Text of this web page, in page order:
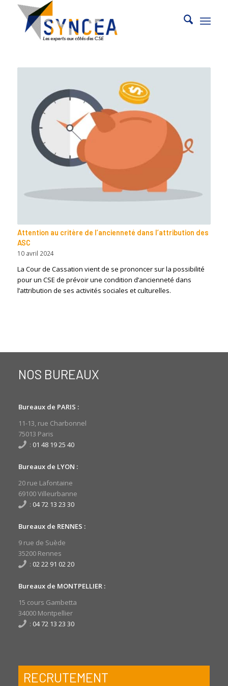
Attention au critère de l’ancienneté dans l’attribution des
ASC
10 avril 2024
La Cour de Cassation vient de se prononcer sur la possibilité
pour un CSE de prévoir une condition d’ancienneté dans
l’attribution de ses activités sociales et culturelles.
NOS BUREAUX
Bureaux de PARIS :
11-13, rue Charbonnel
75013 Paris
: 01 48 19 25 40
Bureaux de LYON :
20 rue Lafontaine
69100 Villeurbanne
: 04 72 13 23 30
Bureaux de RENNES :
9 rue de Suède
35200 Rennes
: 02 22 91 02 20
Bureaux de MONTPELLIER :
15 cours Gambetta
34000 Montpellier
: 04 72 13 23 30
RECRUTEMENT